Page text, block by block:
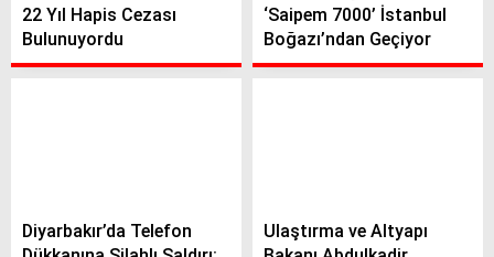
22 Yıl Hapis Cezası
Bulunuyordu
‘Saipem 7000’ İstanbul
Boğazı’ndan Geçiyor
Diyarbakır’da Telefon
Ulaştırma ve Altyapı